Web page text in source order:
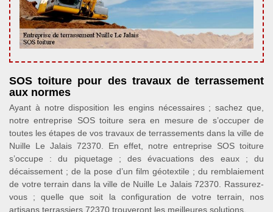
SOS toiture pour des travaux de terrassement
aux normes
Ayant à notre disposition les engins nécessaires ; sachez que,
notre entreprise SOS toiture sera en mesure de s’occuper de
toutes les étapes de vos travaux de terrassements dans la ville de
Nuille Le Jalais 72370. En effet, notre entreprise SOS toiture
s’occupe : du piquetage ; des évacuations des eaux ; du
décaissement ; de la pose d’un film géotextile ; du remblaiement
de votre terrain dans la ville de Nuille Le Jalais 72370. Rassurez-
vous ; quelle que soit la configuration de votre terrain, nos
artisans terrassiers 72370 trouveront les meilleures solutions.